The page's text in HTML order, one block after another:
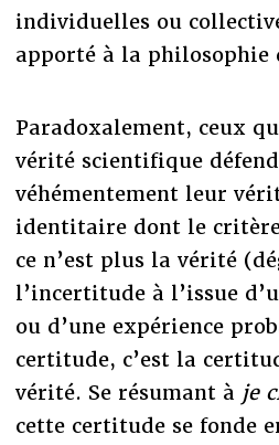
individuelles ou
apporté à la philosophie
Paradoxalement, ceux
vérité scientifique
véhémentement leur
identitaire dont le
ce n’est plus la vérité
l’incertitude à l’issue
ou d’une expérience
certitude, c’est la
vérité. Se résumant à je
cette certitude se fonde